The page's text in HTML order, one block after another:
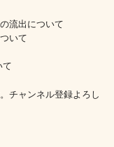
流出について
いて
チャンネル登録よろし